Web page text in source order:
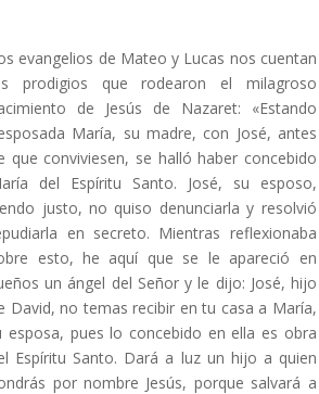
evangelios de Mateo y Lucas nos cuentan
prodigios que rodearon el milagroso
de Jesús de Nazaret: «Estando
María, su madre, con José, antes
que conviviesen, se halló haber concebido
del Espíritu Santo. José, su esposo,
justo, no quiso denunciarla y resolvió
en secreto. Mientras reflexionaba
esto, he aquí que se le apareció en
un ángel del Señor y le dijo: José, hijo
David, no temas recibir en tu casa a María,
esposa, pues lo concebido en ella es obra
Espíritu Santo. Dará a luz un hijo a quien
por nombre Jesús, porque salvará a